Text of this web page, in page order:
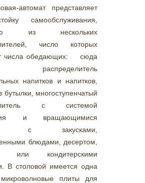
автомат представляет
самообслуживания,
из нескольких
число которых
числа обедающих: сюда
распределитель
напитков и напитков,
бутылки, многоступенчатый
с системой
и вращающимися
с закусками,
блюдами, десертом,
или кондитерскими
В столовой имеется одна
плиты для